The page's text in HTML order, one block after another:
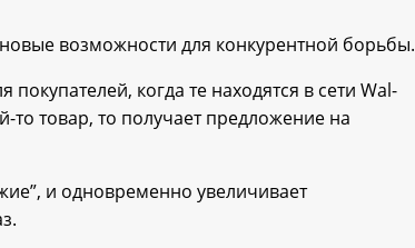
возможности для конкурентной борьбы.
когда те находятся в сети Wal-
то товар, то получает предложение на
и одновременно увеличивает